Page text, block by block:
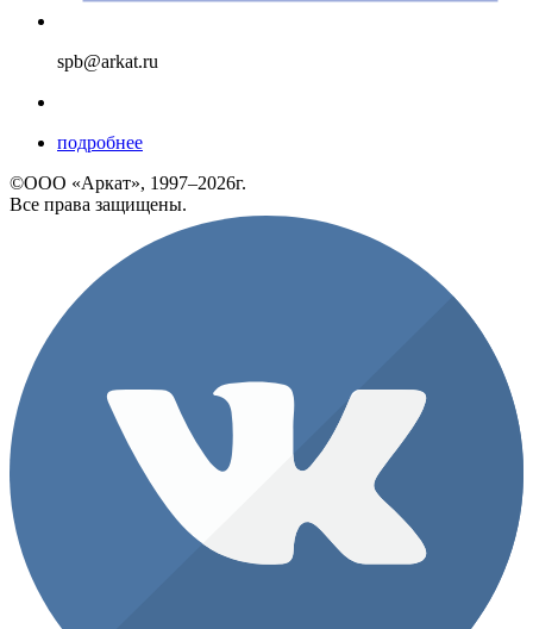
spb@arkat.ru
подробнее
©ООО «Аркат», 1997–2026г.
Все права защищены.